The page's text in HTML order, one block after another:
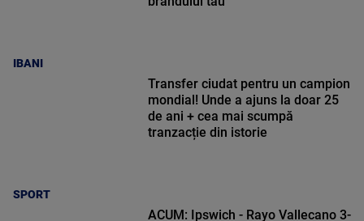
IBANI
SPORT
Transfer ciudat pentru un campion
mondial! Unde a ajuns la doar 25
de ani + cea mai scumpă
tranzacție din istorie
ACUM: Ipswich - Rayo Vallecano 3-